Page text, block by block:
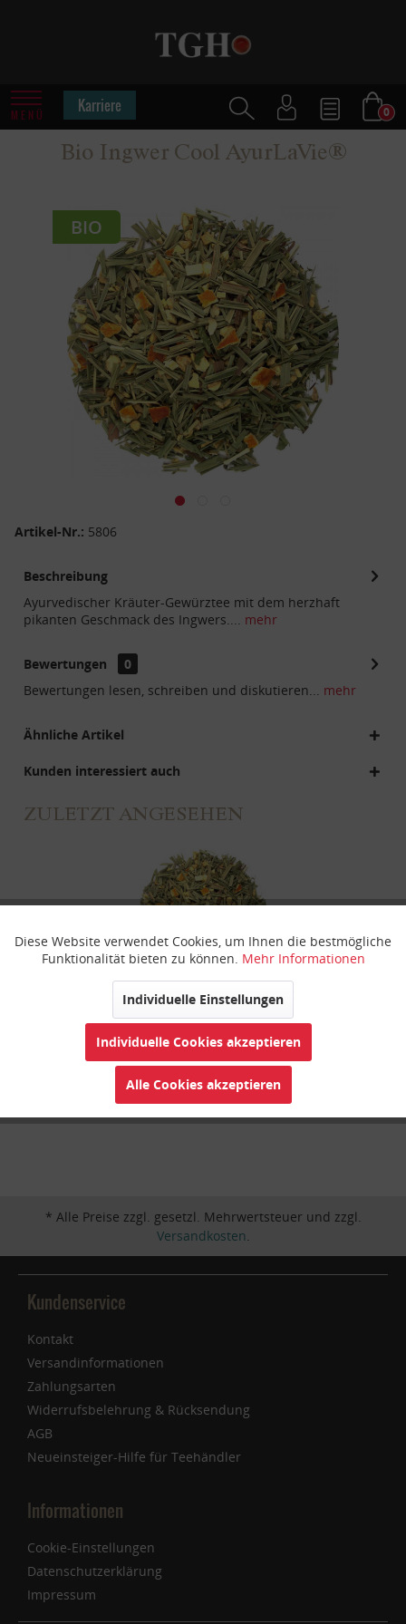
MENÜ Karriere 0
Bio Ingwer Cool AyurLaVie®
BIO
Artikel-Nr.: 5806
Beschreibung
Ayurvedischer Kräuter-Gewürztee mit dem herzhaft
pikanten Geschmack des Ingwers.... mehr
Bewertungen
0
Bewertungen lesen, schreiben und diskutieren... mehr
Ähnliche Artikel
Kunden interessiert auch
ZULETZT ANGESEHEN
Bio Ingwer Cool AyurLaVie®
* Alle Preise zzgl. gesetzl. Mehrwertsteuer und zzgl.
Versandkosten.
Kundenservice
Kontakt
Versandinformationen
Zahlungsarten
Widerrufsbelehrung & Rücksendung
AGB
Neueinsteiger-Hilfe für Teehändler
Informationen
Cookie-Einstellungen
Datenschutzerklärung
Impressum
Funktionale Aktiv
Inaktiv
Inaktiv
Personalisierung Inaktiv
Diese Website verwendet Cookies, um Ihnen die bestmögliche
Funktionalität bieten zu können. Mehr Informationen
Individuelle Einstellungen
Individuelle Cookies akzeptieren
Alle Cookies akzeptieren